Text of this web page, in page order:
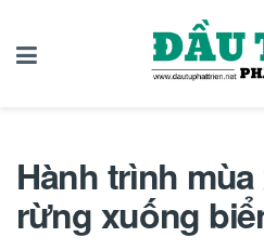
Hành trình
rừng xuống